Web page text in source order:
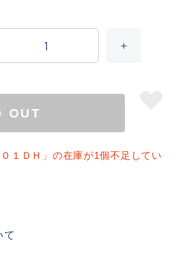
OUT
１ＤＨ」の在庫が1個不足してい
て